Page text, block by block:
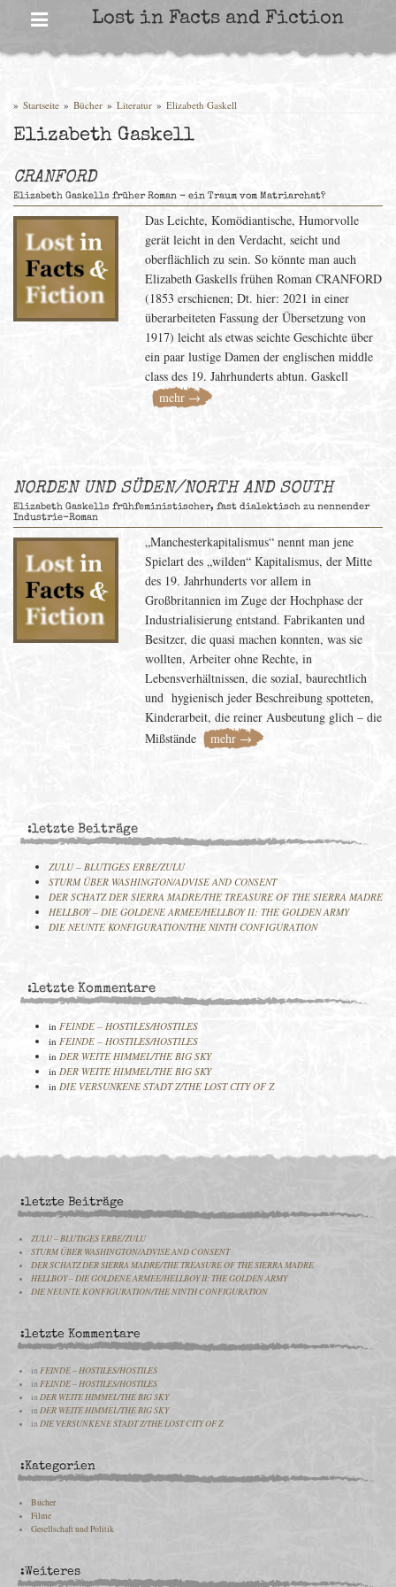
Lost in Facts and Fiction
» Startseite » Bücher » Literatur » Elizabeth Gaskell
Elizabeth Gaskell
CRANFORD
Elizabeth Gaskells früher Roman - ein Traum vom Matriarchat?
Das Leichte, Komödiantische, Humorvolle
gerät leicht in den Verdacht, seicht und
oberflächlich zu sein. So könnte man auch
Elizabeth Gaskells frühen Roman CRANFORD
(1853 erschienen; Dt. hier: 2021 in einer
überarbeiteten Fassung der Übersetzung von
1917) leicht als etwas seichte Geschichte über
ein paar lustige Damen der englischen middle
class des 19. Jahrhunderts abtun. Gaskell
mehr →
NORDEN UND SÜDEN/NORTH AND SOUTH
Elizabeth Gaskells frühfeministischer, fast dialektisch zu nennender
Industrie-Roman
„Manchesterkapitalismus“ nennt man jene
Spielart des „wilden“ Kapitalismus, der Mitte
des 19. Jahrhunderts vor allem in
Großbritannien im Zuge der Hochphase der
Industrialisierung entstand. Fabrikanten und
Besitzer, die quasi machen konnten, was sie
wollten, Arbeiter ohne Rechte, in
Lebensverhältnissen, die sozial, baurechtlich
und hygienisch jeder Beschreibung spotteten,
Kinderarbeit, die reiner Ausbeutung glich – die
Mißstände
mehr →
:letzte Beiträge
ZULU – BLUTIGES ERBE/ZULU
STURM ÜBER WASHINGTON/ADVISE AND CONSENT
DER SCHATZ DER SIERRA MADRE/THE TREASURE OF THE SIERRA MADRE
HELLBOY – DIE GOLDENE ARMEE/HELLBOY II: THE GOLDEN ARMY
DIE NEUNTE KONFIGURATION/THE NINTH CONFIGURATION
:letzte Kommentare
in FEINDE – HOSTILES/HOSTILES
in FEINDE – HOSTILES/HOSTILES
in DER WEITE HIMMEL/THE BIG SKY
in DER WEITE HIMMEL/THE BIG SKY
in DIE VERSUNKENE STADT Z/THE LOST CITY OF Z
:letzte Beiträge
ZULU – BLUTIGES ERBE/ZULU
STURM ÜBER WASHINGTON/ADVISE AND CONSENT
DER SCHATZ DER SIERRA MADRE/THE TREASURE OF THE SIERRA MADRE
HELLBOY – DIE GOLDENE ARMEE/HELLBOY II: THE GOLDEN ARMY
DIE NEUNTE KONFIGURATION/THE NINTH CONFIGURATION
:letzte Kommentare
inFEINDE – HOSTILES/HOSTILES
inFEINDE – HOSTILES/HOSTILES
inDER WEITE HIMMEL/THE BIG SKY
inDER WEITE HIMMEL/THE BIG SKY
inDIE VERSUNKENE STADT Z/THE LOST CITY OF Z
:Kategorien
Bücher
Filme
Gesellschaft und Politik
:Weiteres